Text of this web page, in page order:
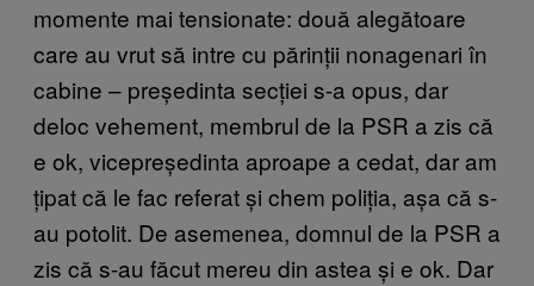
momente mai tensionate: două alegătoare
care au vrut să intre cu părinții nonagenari în
cabine – președinta secției s-a opus, dar
deloc vehement, membrul de la PSR a zis că
e ok, vicepreședinta aproape a cedat, dar am
țipat că le fac referat și chem poliția, așa că s-
au potolit. De asemenea, domnul de la PSR a
zis că s-au făcut mereu din astea și e ok. Dar